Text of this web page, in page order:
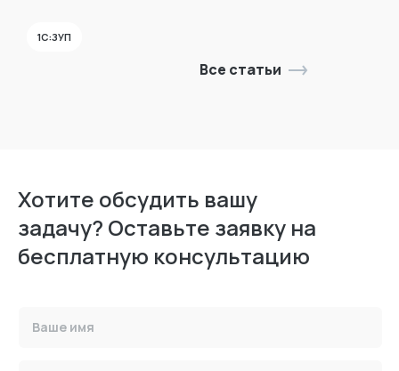
Все статьи
функций и рекомендации по выбору версии.
1С:ЗУП
Хотите обсудить вашу
задачу? Оставьте заявку на
бесплатную консультацию
Ваше имя